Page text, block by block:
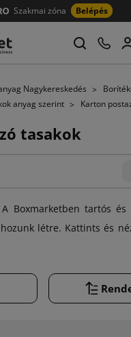
Szakmai zóna Belépés
Nagykereskedés
anyag szerint Karton
tasakok
Boxmarketben tartós és
létre. Kattints és